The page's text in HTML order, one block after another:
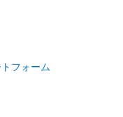
フォーム